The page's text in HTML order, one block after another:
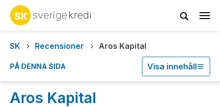
SK
Recensioner Aros Kapital
PÅ DENNA SIDA Visa innehåll
Aros Kapital